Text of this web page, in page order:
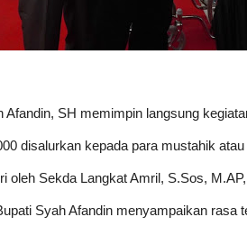
Afandin, SH memimpin langsung
disalurkan kepada para mustahik
oleh Sekda Langkat Amril, S.Sos,
Syah Afandin menyampaikan